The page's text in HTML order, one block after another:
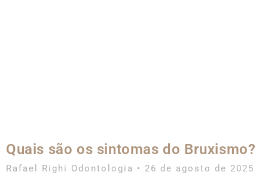
Quais são os sintomas do Bruxismo?
Rafael Righi Odontologia 26 de agosto de 2025